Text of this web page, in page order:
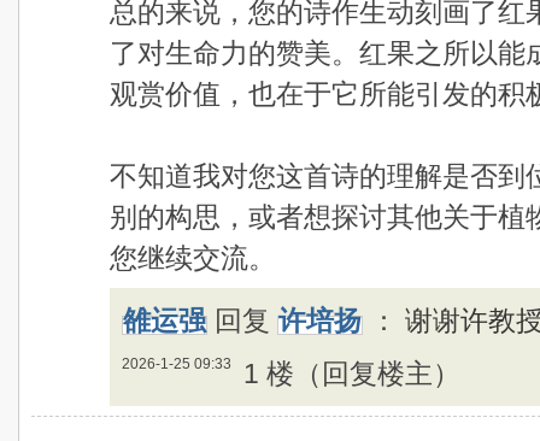
总的来说，您的诗作生动刻画了
了对生命力的赞美。红果之所以
观赏价值，也在于它所能引发的积
不知道我对您这首诗的理解是否
别的构思，或者想探讨其他关于
您继续交流。
雒运强 回复 许培扬 ： 谢谢许教
2026-1-25 09:33 1 楼（回复楼主）